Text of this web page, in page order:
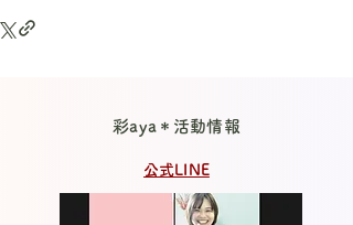
彩aya＊活動情報
公式LINE